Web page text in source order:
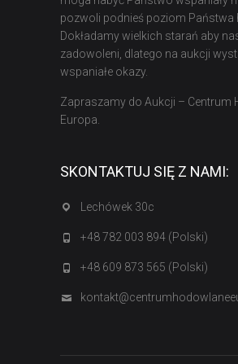
pozwoli podnieś poziom Państwa
Dokładamy wielkich starań aby
zadowoleni, dlatego na aukcji
wspaniałe okazy.
Zapraszamy do Aukcji – Centrum
Europa.
SKONTAKTUJ SIĘ Z NAMI:
Lechówek 30c
+48 782 003 894 (Polski)
+48 609 873 565 (Polski)